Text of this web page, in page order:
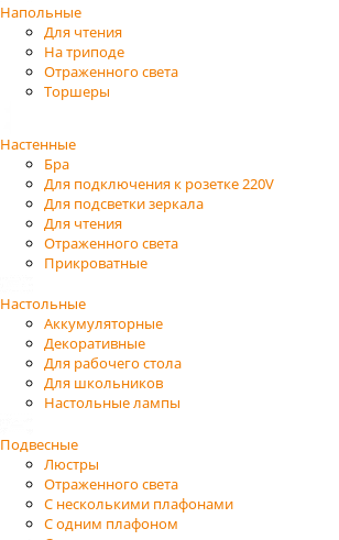
Напольные
Для чтения
На триподе
Отраженного света
Торшеры
Настенные
Бра
Для подключения к розетке 220V
Для подсветки зеркала
Для чтения
Отраженного света
Прикроватные
Настольные
Аккумуляторные
Декоративные
Для рабочего стола
Для школьников
Настольные лампы
Подвесные
Люстры
Отраженного света
С несколькими плафонами
С одним плафоном